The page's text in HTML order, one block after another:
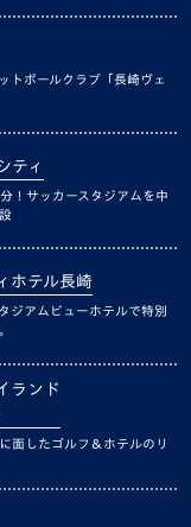
トボールクラブ「長崎ヴェ
ティ
！サッカースタジアムを中
ホテル長崎
ジアムビューホテルで特別
ランド
面したゴルフ＆ホテルのリ